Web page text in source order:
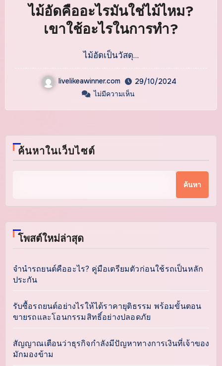
ไม้อัดคืออะไรมันใช่ไม้ไหม?
เขาใช้อะไรในการทำ?
ไม้อัดเป็นวัสดุ…
livelikeawinner.com
29/10/2024
ไม่มีความเห็น
ค้นหาในเว็บไซต์
ค้นหา
โพสต์ใหม่ล่าสุด
จำนำรถยนต์คืออะไร? คู่มือเตรียมตัวก่อนใช้รถเป็นหลัก
ประกัน
รับซื้อรถยนต์อย่างไรให้ได้ราคายุติธรรม พร้อมขั้นตอน
ขายรถและโอนกรรมสิทธิ์อย่างปลอดภัย
สัญญาณเตือนว่าธุรกิจกำลังมีปัญหาทางการเงินที่เจ้าของ
มักมองข้าม